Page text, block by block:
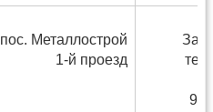
пос. Металлострой
1-й проезд